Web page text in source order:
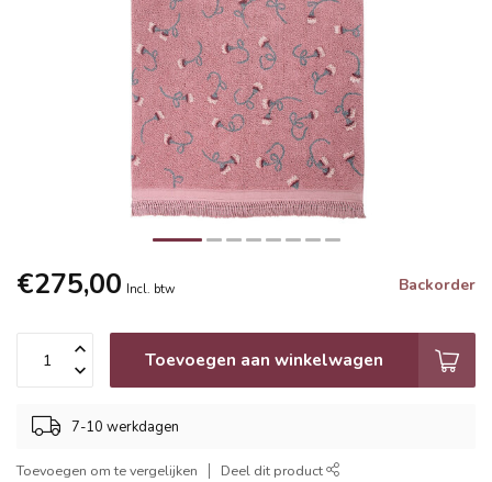
€275,00 Incl. btw Backorder
Toevoegen aan winkelwagen
7-10 werkdagen
Toevoegen om te vergelijken Deel dit product